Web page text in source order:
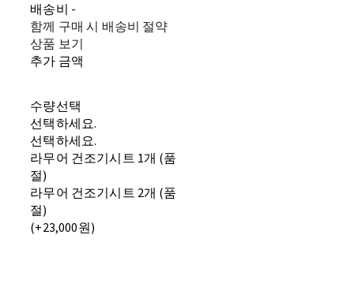
배송비 -
함께 구매 시 배송비 절약
상품 보기
추가 금액
수량선택
선택하세요.
선택하세요.
라무어 건조기시트 1개 (품
절)
라무어 건조기시트 2개 (품
절)
(+23,000원)